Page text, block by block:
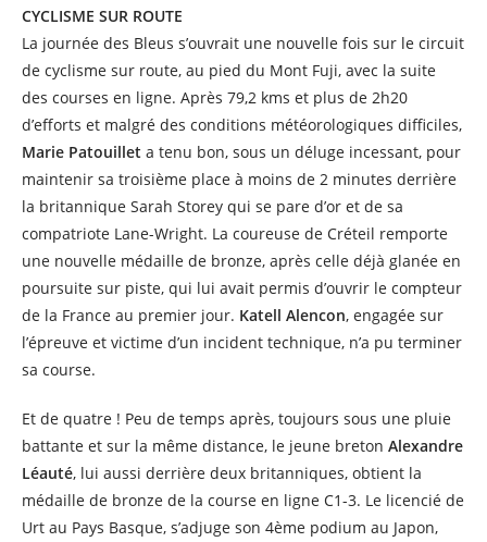
CYCLISME SUR ROUTE
La journée des Bleus s’ouvrait une nouvelle fois sur le circuit
de cyclisme sur route, au pied du Mont Fuji, avec la suite
des courses en ligne. Après 79,2 kms et plus de 2h20
d’efforts et malgré des conditions météorologiques difficiles,
Marie Patouillet a tenu bon, sous un déluge incessant, pour
maintenir sa troisième place à moins de 2 minutes derrière
la britannique Sarah Storey qui se pare d’or et de sa
compatriote Lane-Wright. La coureuse de Créteil remporte
une nouvelle médaille de bronze, après celle déjà glanée en
poursuite sur piste, qui lui avait permis d’ouvrir le compteur
de la France au premier jour. Katell Alencon, engagée sur
l’épreuve et victime d’un incident technique, n’a pu terminer
sa course.
Et de quatre ! Peu de temps après, toujours sous une pluie
battante et sur la même distance, le jeune breton Alexandre
Léauté, lui aussi derrière deux britanniques, obtient la
médaille de bronze de la course en ligne C1-3. Le licencié de
Urt au Pays Basque, s’adjuge son 4ème podium au Japon,